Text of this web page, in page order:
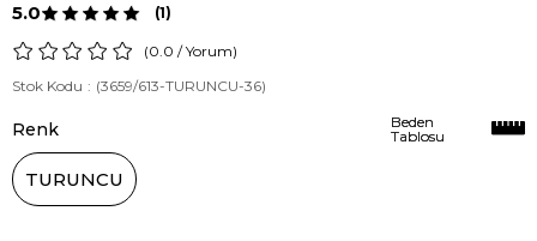
5.0 (1)
0.0 /Yorum)
Stok Kodu
(3659/613-TURUNCU-36)
Renk
TURUNCU
Beden
Tablosu
Beden
Tablosu